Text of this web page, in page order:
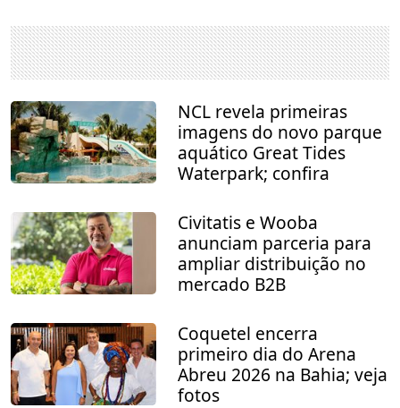
NCL revela primeiras
imagens do novo parque
aquático Great Tides
Waterpark; confira
Civitatis e Wooba
anunciam parceria para
ampliar distribuição no
mercado B2B
Coquetel encerra
primeiro dia do Arena
Abreu 2026 na Bahia; veja
fotos